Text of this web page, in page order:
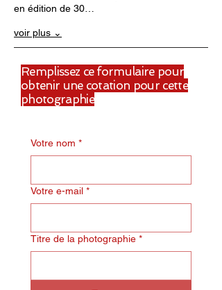
en édition de 30…
voir plus ⌄
Remplissez ce formulaire pour
obtenir une cotation pour cette
photographie
Votre nom *
Votre e-mail *
Titre de la photographie *